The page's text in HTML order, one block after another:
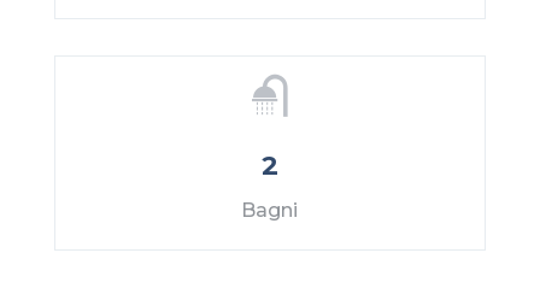
2
Bagni